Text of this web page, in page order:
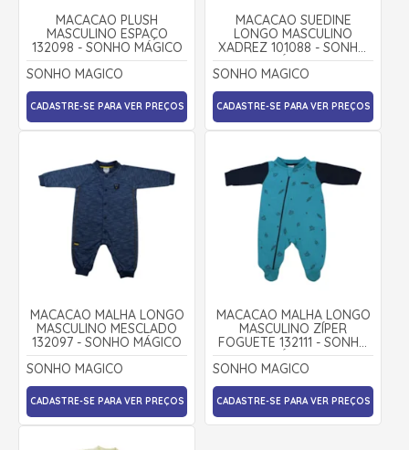
MACACÃO PLUSH
MASCULINO ESPAÇO
132098 - SONHO MÁGICO
SONHO MAGICO
CADASTRE-SE PARA VER PREÇOS
MACACÃO SUEDINE
LONGO MASCULINO
XADREZ 101088 - SONHO
MÁGICO
SONHO MAGICO
CADASTRE-SE PARA VER PREÇOS
MACACÃO MALHA LONGO
MASCULINO MESCLADO
132097 - SONHO MÁGICO
SONHO MAGICO
CADASTRE-SE PARA VER PREÇOS
MACACÃO MALHA LONGO
MASCULINO ZÍPER
FOGUETE 132111 - SONHO
MÁGICO
SONHO MAGICO
CADASTRE-SE PARA VER PREÇOS